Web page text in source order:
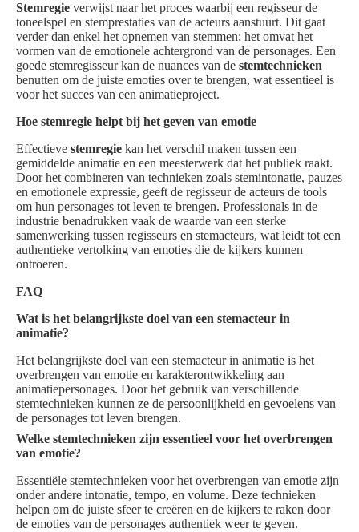
Stemregie verwijst naar het proces waarbij een regisseur de
toneelspel en stemprestaties van de acteurs aanstuurt. Dit gaat
verder dan enkel het opnemen van stemmen; het omvat het
vormen van de emotionele achtergrond van de personages. Een
goede stemregisseur kan de nuances van de stemtechnieken
benutten om de juiste emoties over te brengen, wat essentieel is
voor het succes van een animatieproject.
Hoe stemregie helpt bij het geven van emotie
Effectieve stemregie kan het verschil maken tussen een
gemiddelde animatie en een meesterwerk dat het publiek raakt.
Door het combineren van technieken zoals stemintonatie, pauzes
en emotionele expressie, geeft de regisseur de acteurs de tools
om hun personages tot leven te brengen. Professionals in de
industrie benadrukken vaak de waarde van een sterke
samenwerking tussen regisseurs en stemacteurs, wat leidt tot een
authentieke vertolking van emoties die de kijkers kunnen
ontroeren.
FAQ
Wat is het belangrijkste doel van een stemacteur in
animatie?
Het belangrijkste doel van een stemacteur in animatie is het
overbrengen van emotie en karakterontwikkeling aan
animatiepersonages. Door het gebruik van verschillende
stemtechnieken kunnen ze de persoonlijkheid en gevoelens van
de personages tot leven brengen.
Welke stemtechnieken zijn essentieel voor het overbrengen
van emotie?
Essentiële stemtechnieken voor het overbrengen van emotie zijn
onder andere intonatie, tempo, en volume. Deze technieken
helpen om de juiste sfeer te creëren en de kijkers te raken door
de emoties van de personages authentiek weer te geven.